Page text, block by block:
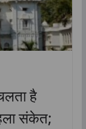
है
संकेत;